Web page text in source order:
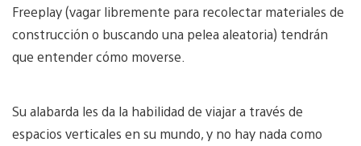
Freeplay (vagar libremente para recolectar materiales de
construcción o buscando una pelea aleatoria) tendrán
que entender cómo moverse.
Su alabarda les da la habilidad de viajar a través de
espacios verticales en su mundo, y no hay nada como